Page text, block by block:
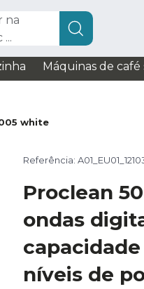
na
Máquinas de
white
Referência:
Proclean
ondas
níveis de